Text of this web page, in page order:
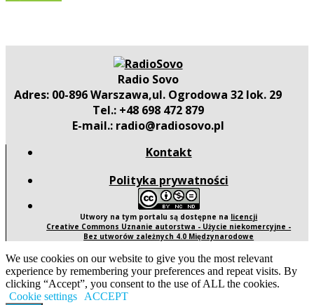
Radio Sovo
Adres: 00-896 Warszawa,ul. Ogrodowa 32 lok. 29
Tel.: +48 698 472 879
E-mail.: radio@radiosovo.pl
Kontakt
Polityka prywatności
Utwory na tym portalu są dostępne na licencji
Creative Commons Uznanie autorstwa - Użycie niekomercyjne -
Bez utworów zależnych 4.0 Międzynarodowe
We use cookies on our website to give you the most relevant
experience by remembering your preferences and repeat visits. By
clicking “Accept”, you consent to the use of ALL the cookies.
Cookie settings
ACCEPT